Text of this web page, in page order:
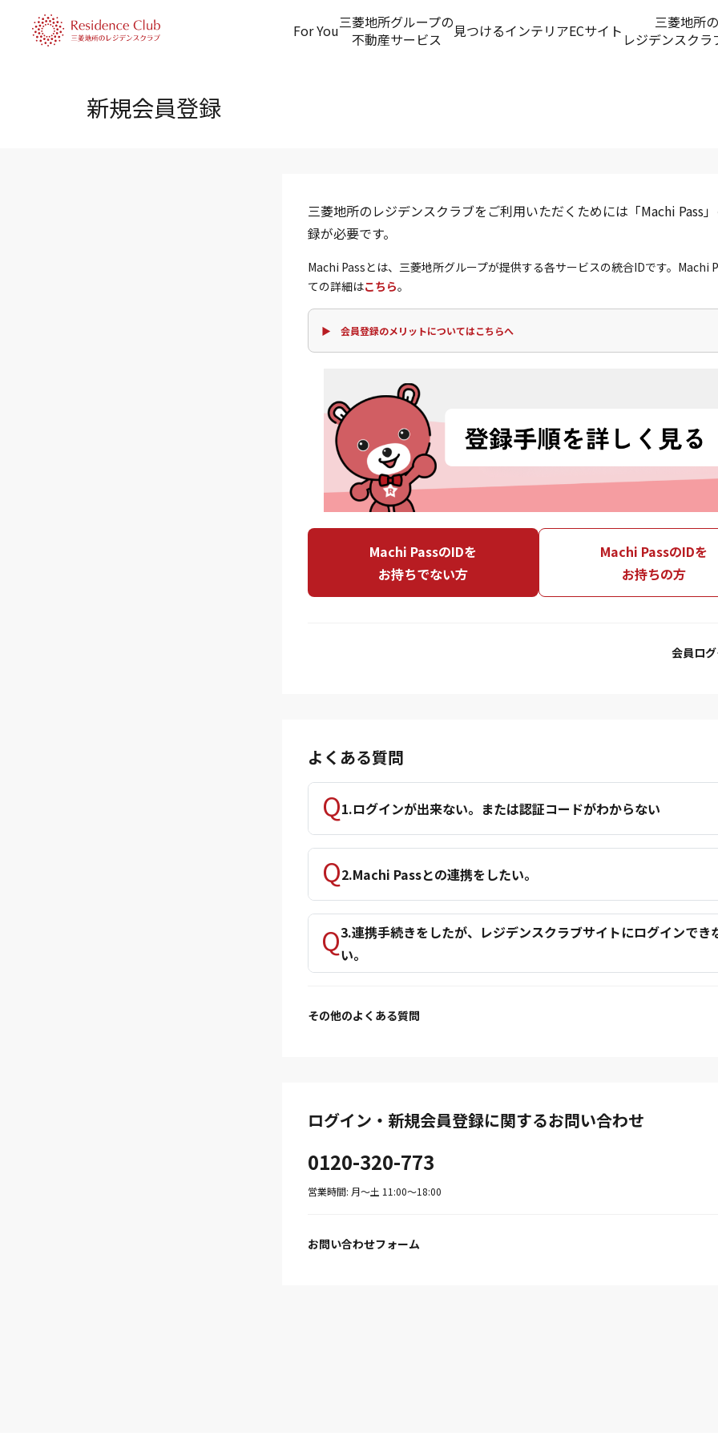
For You三菱地所グループの
不動産サービス
見つけるインテリアECサイト
三菱地所の
レジデンスクラ
新規会員登録
三菱地所のレジデンスクラブをご利用いただくためには「Machi Pass
録が必要です。
Machi Passとは、三菱地所グループが提供する各サービスの統合IDです。Machi
ての詳細はこちら。
▶ 会員登録のメリットについてはこちらへ
Machi PassのIDを
お持ちでない方
Machi PassのIDを
お持ちの方
会員ロ
よくある質問
1.ログインが出来ない。または認証コードがわからない
2.Machi Passとの連携をしたい。
3.連携手続きをしたが、レジデンスクラブサイトにログインでき
い。
その他のよくある質問
ログイン・新規会員登録に関するお問い合わせ
0120-320-773
営業時間: 月〜土 11:00〜18:00
お問い合わせフォーム